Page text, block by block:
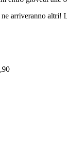
arriveranno